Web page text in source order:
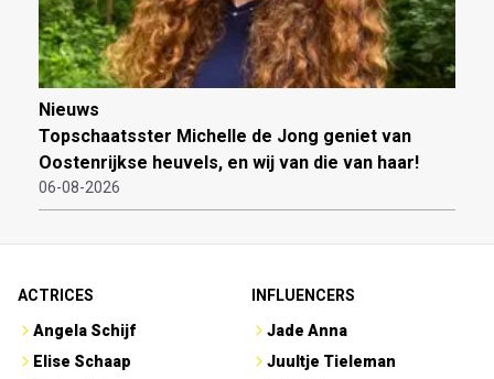
Nieuws
Topschaatsster Michelle de Jong geniet van
Oostenrijkse heuvels, en wij van die van haar!
06-08-2026
ACTRICES
Angela Schijf
Elise Schaap
INFLUENCERS
Jade Anna
Juultje Tieleman